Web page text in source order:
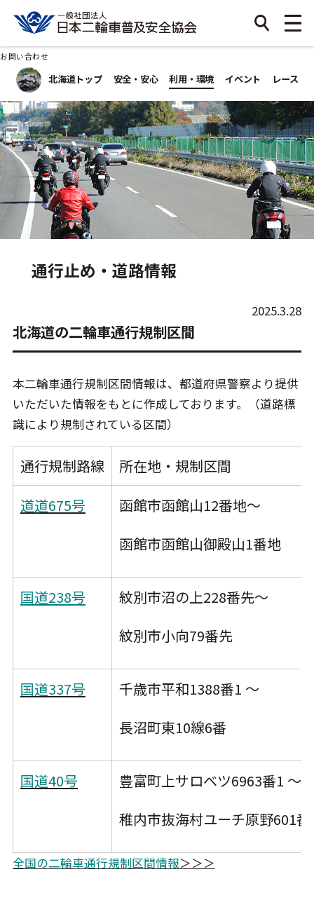
北海道トップ 安全・安心 利用・環境 イベント レース
お問い合わせ
通行止め・道路情報
2025.3.28
北海道の二輪車通行規制区間
本二輪車通行規制区間情報は、都道府県警察より提供
いただいた情報をもとに作成しております。（道路標
識により規制されている区間）
通行規制路線
所在地・規制区間
道道675号
函館市函館山12番地～
函館市函館山御殿山1番地
国道238号
紋別市沼の上228番先～
紋別市小向79番先
国道337号
千歳市平和1388番1 ～
長沼町東10線6番
国道40号
豊富町上サロベツ6963番1 ～
稚内市抜海村ユーチ原野601番
全国の二輪車通行規制区間情報＞＞＞